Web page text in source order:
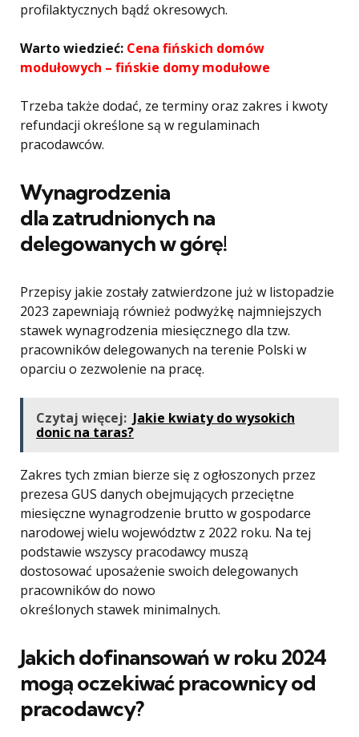
profilaktycznych bądź okresowych.
Warto wiedzieć: Cena fińskich domów
modułowych – fińskie domy modułowe
Trzeba także dodać, ze terminy oraz zakres i kwoty
refundacji określone są w regulaminach
pracodawców.
Wynagrodzenia
dla zatrudnionych na
delegowanych w górę!
Przepisy jakie zostały zatwierdzone już w listopadzie
2023 zapewniają również podwyżkę najmniejszych
stawek wynagrodzenia miesięcznego dla tzw.
pracowników delegowanych na terenie Polski w
oparciu o zezwolenie na pracę.
Czytaj więcej: Jakie kwiaty do wysokich
donic na taras?
Zakres tych zmian bierze się z ogłoszonych przez
prezesa GUS danych obejmujących przeciętne
miesięczne wynagrodzenie brutto w gospodarce
narodowej wielu województw z 2022 roku. Na tej
podstawie wszyscy pracodawcy muszą
dostosować uposażenie swoich delegowanych
pracowników do nowo
określonych stawek minimalnych.
Jakich dofinansowań w roku 2024
mogą oczekiwać pracownicy od
pracodawcy?